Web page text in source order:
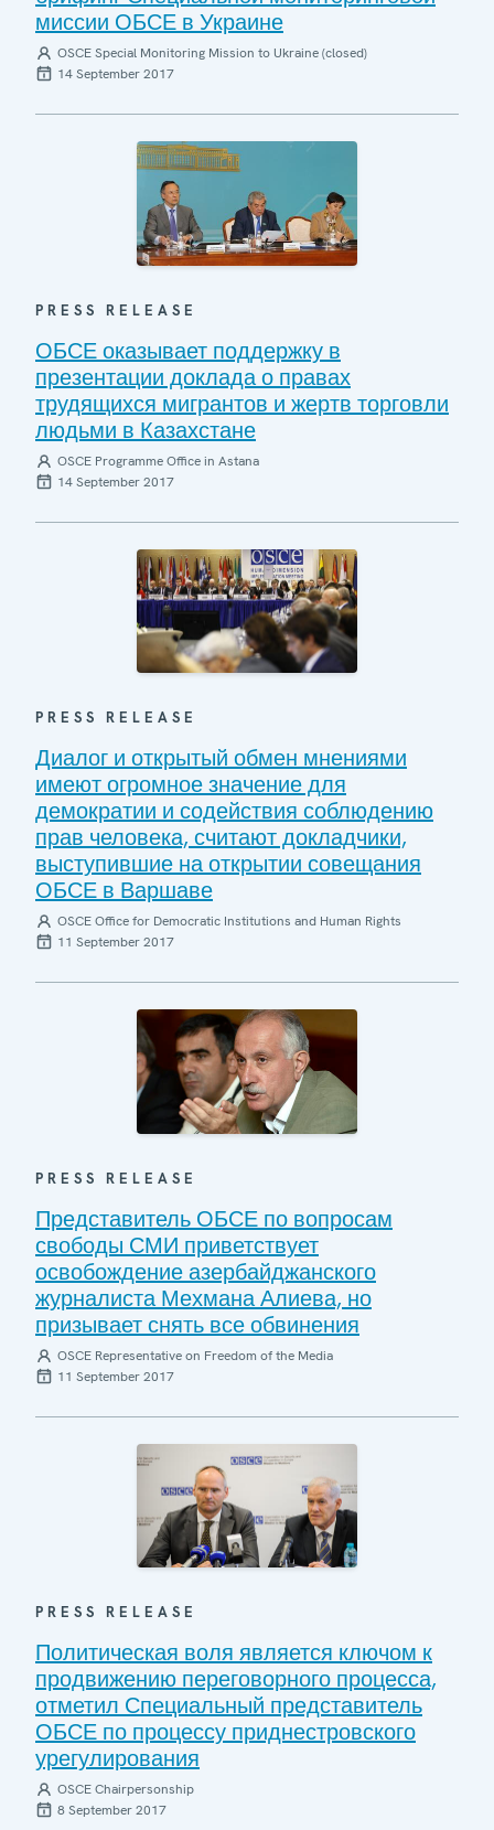
миссии ОБСЕ в Украине
OSCE Special Monitoring Mission to Ukraine (closed)
14 September 2017
PRESS RELEASE
ОБСЕ оказывает поддержку в
презентации доклада о правах
трудящихся мигрантов и жертв торговли
людьми в Казахстане
OSCE Programme Office in Astana
14 September 2017
PRESS RELEASE
Диалог и открытый обмен мнениями
имеют огромное значение для
демократии и содействия соблюдению
прав человека, считают докладчики,
выступившие на открытии совещания
ОБСЕ в Варшаве
OSCE Office for Democratic Institutions and Human Rights
11 September 2017
PRESS RELEASE
Представитель ОБСЕ по вопросам
свободы СМИ приветствует
освобождение азербайджанского
журналиста Мехмана Алиева, но
призывает снять все обвинения
OSCE Representative on Freedom of the Media
11 September 2017
PRESS RELEASE
Политическая воля является ключом к
продвижению переговорного процесса,
отметил Специальный представитель
ОБСЕ по процессу приднестровского
урегулирования
OSCE Chairpersonship
8 September 2017